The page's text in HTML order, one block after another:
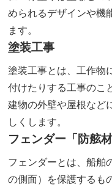
められるデザインや機
ます。
塗装工事
塗装工事とは、工作物
付けたりする工事のこ
建物の外壁や屋根など
しくします。
フェンダー「防舷
フェンダーとは、船舶
の側面）を保護するも